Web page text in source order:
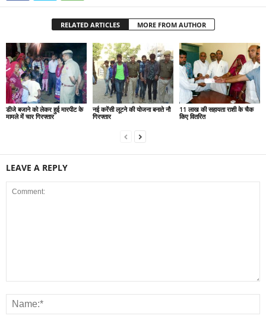
RELATED ARTICLES MORE FROM AUTHOR
डीजे बजाने को लेकर हुई मारपीट के
मामले में चार गिरफ्तार
नई करेंसी लूटने की योजना बनाते नौ
गिरफ्तार
11 लाख की सहायता राशी के चैक
किए वितरित
LEAVE A REPLY